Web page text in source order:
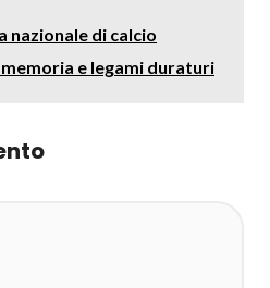
nazionale di calcio
e legami duraturi